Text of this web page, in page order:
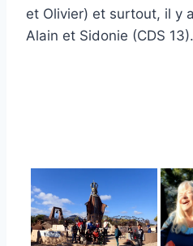
et Olivier) et surtout, il y
Alain et Sidonie (CDS 13).